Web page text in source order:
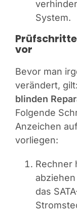
System.
vor
Bevor man
verändert, gilt:
blinden
Folgende
Anzeichen
vorliegen:
Rechner
das